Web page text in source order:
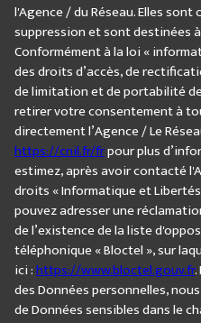
l'Agence / du Réseau. Elles
suppression et sont destinées
Conformément à la loi «
des droits d’accès, de
de limitation et de portabilité
retirer votre consentement à
directement l’Agence / Le
https://cnil.fr/frpour plus
estimez, après avoir contacté
droits « Informatique et
pouvez adresser une
de l’existence de la liste
téléphonique « Bloctel », sur
ici :https://www.bloctel.gouv.fr.
des Données personnelles,
de Données sensibles dans le